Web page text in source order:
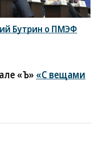
Бутрин о ПМЭФ
«Ъ» «С вещами